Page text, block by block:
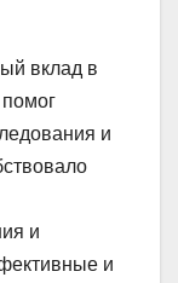
вклад в
и
и
и